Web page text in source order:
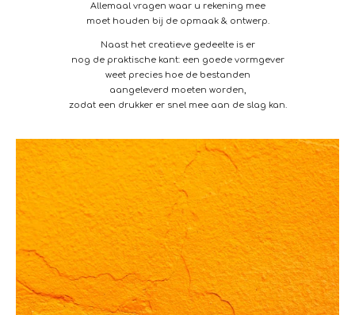
Allemaal vragen waar u rekening mee
moet houden bij de opmaak & ontwerp.
Naast het creatieve gedeelte is er
nog de praktische kant: een goede vormgever
weet precies hoe de bestanden
aangeleverd moeten worden,
zodat een drukker er snel mee aan de slag kan.